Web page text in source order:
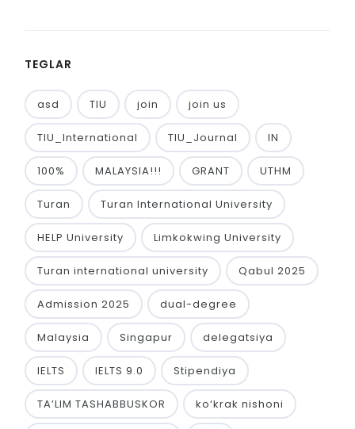
TEGLAR
asd TIU join join us
TIU_International TIU_Journal IN
100% MALAYSIA!!! GRANT UTHM
Turan Turan International University
HELP University Limkokwing University
Turan international university Qabul 2025
Admission 2025 dual-degree
Malaysia Singapur delegatsiya
IELTS IELTS 9.0 Stipendiya
TA’LIM TASHABBUSKOR ko‘krak nishoni